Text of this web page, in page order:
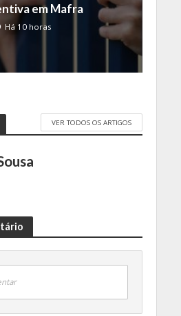
em Mafra
Há 10 horas
VER TODOS OS ARTIGOS